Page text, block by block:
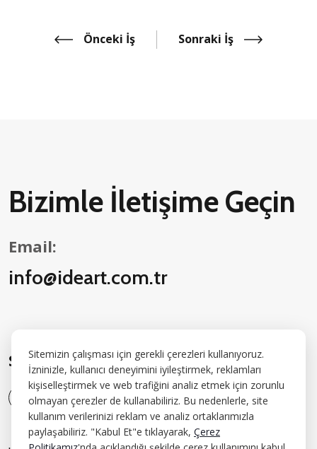
Önceki İş Sonraki İş
Bizimle İletişime Geçin
Email:
info@ideart.com.tr
Sosyal Medyada Bizi Takip Edin:
Sitemizin çalışması için gerekli çerezleri kullanıyoruz.
İzninizle, kullanıcı deneyimini iyileştirmek, reklamları
kişiselleştirmek ve web trafiğini analiz etmek için zorunlu
olmayan çerezler de kullanabiliriz. Bu nedenlerle, site
kullanım verilerinizi reklam ve analiz ortaklarımızla
paylaşabiliriz. "Kabul Et"e tıklayarak, Çerez